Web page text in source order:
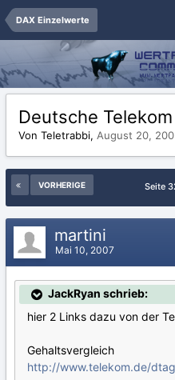
DAX Einzelwerte
Deutsche Telekom
Von Teletrabbi, August 20,
VORHERIGE Seite
martini
Mai 10, 2007
JackRyan schrieb:
hier 2 Links dazu von der
Gehaltsvergleich
http://www.telekom.de/